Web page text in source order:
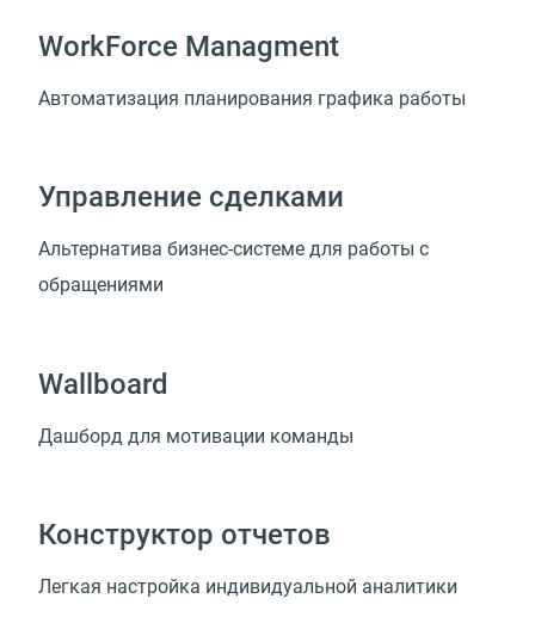
WorkForce Managment
Автоматизация планирования графика работы
Управление сделками
Альтернатива бизнес-системе для работы с
обращениями
Wallboard
Дашборд для мотивации команды
Конструктор отчетов
Легкая настройка индивидуальной аналитики